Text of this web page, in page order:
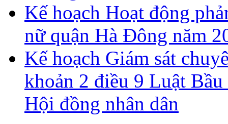
Kế hoạch Hoạt động
nữ quận Hà Đông năm
Kế hoạch Giám sát
khoản 2 điều 9 Luật
Hội đồng nhân dân